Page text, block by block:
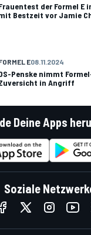
der Formel E
Bestzeit vor Jamie
E08.11.2024
Penske nimmt
in Angriff
Deine Apps
Soziale